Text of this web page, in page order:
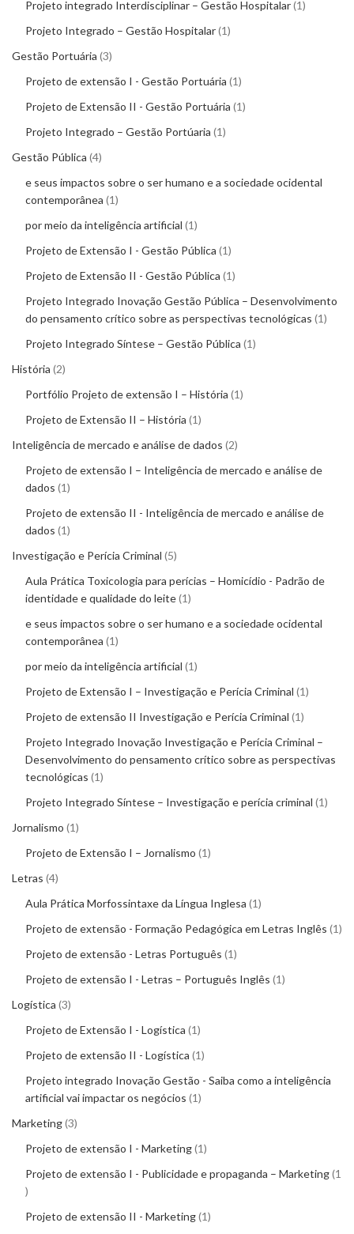
Projeto integrado Interdisciplinar – Gestão Hospitalar 1
Projeto Integrado – Gestão Hospitalar 1
Gestão Portuária 3
Projeto de extensão I - Gestão Portuária 1
Projeto de Extensão II - Gestão Portuária 1
Projeto Integrado – Gestão Portúaria 1
Gestão Pública 4
e seus impactos sobre o ser humano e a sociedade ocidental
contemporânea 1
por meio da inteligência artificial 1
Projeto de Extensão I - Gestão Pública 1
Projeto de Extensão II - Gestão Pública 1
Projeto Integrado Inovação Gestão Pública – Desenvolvimento
do pensamento crítico sobre as perspectivas tecnológicas 1
Projeto Integrado Síntese – Gestão Pública 1
História 2
Portfólio Projeto de extensão I – História 1
Projeto de Extensão II – História 1
Inteligência de mercado e análise de dados 2
Projeto de extensão I – Inteligência de mercado e análise de
dados 1
Projeto de extensão II - Inteligência de mercado e análise de
dados 1
Investigação e Perícia Criminal 5
Aula Prática Toxicologia para perícias – Homicídio - Padrão de
identidade e qualidade do leite 1
e seus impactos sobre o ser humano e a sociedade ocidental
contemporânea 1
por meio da inteligência artificial 1
Projeto de Extensão I – Investigação e Perícia Criminal 1
Projeto de extensão II Investigação e Perícia Criminal 1
Projeto Integrado Inovação Investigação e Perícia Criminal –
Desenvolvimento do pensamento crítico sobre as perspectivas
tecnológicas 1
Projeto Integrado Síntese – Investigação e perícia criminal 1
Jornalismo 1
Projeto de Extensão I – Jornalismo 1
Letras 4
Aula Prática Morfossintaxe da Língua Inglesa 1
Projeto de extensão - Formação Pedagógica em Letras Inglês 1
Projeto de extensão - Letras Português 1
Projeto de extensão I - Letras – Português Inglês 1
Logística 3
Projeto de Extensão I - Logística 1
Projeto de extensão II - Logística 1
Projeto integrado Inovação Gestão - Saiba como a inteligência
artificial vai impactar os negócios 1
Marketing 3
Projeto de extensão I - Marketing 1
Projeto de extensão I - Publicidade e propaganda – Marketing 1
Projeto de extensão II - Marketing 1